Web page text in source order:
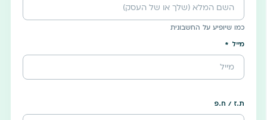
כמו שיופיע על החשבונית
מייל
ת.ז / ח.פ